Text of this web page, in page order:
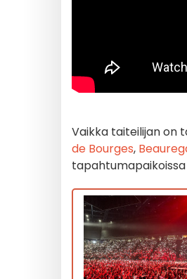
Vaikka taiteilijan on
de Bourges,